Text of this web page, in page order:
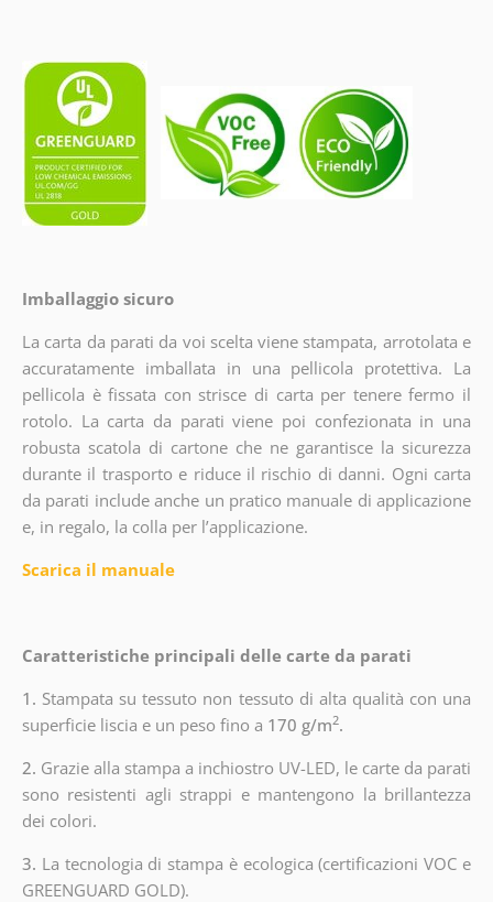
Imballaggio sicuro
La carta da parati da voi scelta viene stampata, arrotolata e
accuratamente imballata in una pellicola protettiva. La
pellicola è fissata con strisce di carta per tenere fermo il
rotolo. La carta da parati viene poi confezionata in una
robusta scatola di cartone che ne garantisce la sicurezza
durante il trasporto e riduce il rischio di danni. Ogni carta
da parati include anche un pratico manuale di applicazione
e, in regalo, la colla per l’applicazione.
Scarica il manuale
Caratteristiche principali delle carte da parati
1. Stampata su tessuto non tessuto di alta qualità con una
superficie liscia e un peso fino a 170 g/m2.
2. Grazie alla stampa a inchiostro UV-LED, le carte da parati
sono resistenti agli strappi e mantengono la brillantezza
dei colori.
3. La tecnologia di stampa è ecologica (certificazioni VOC e
GREENGUARD GOLD).